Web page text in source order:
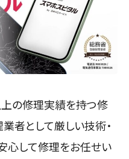
の修理実績を持つ修
者として厳しい技術・
心して修理をお任せい